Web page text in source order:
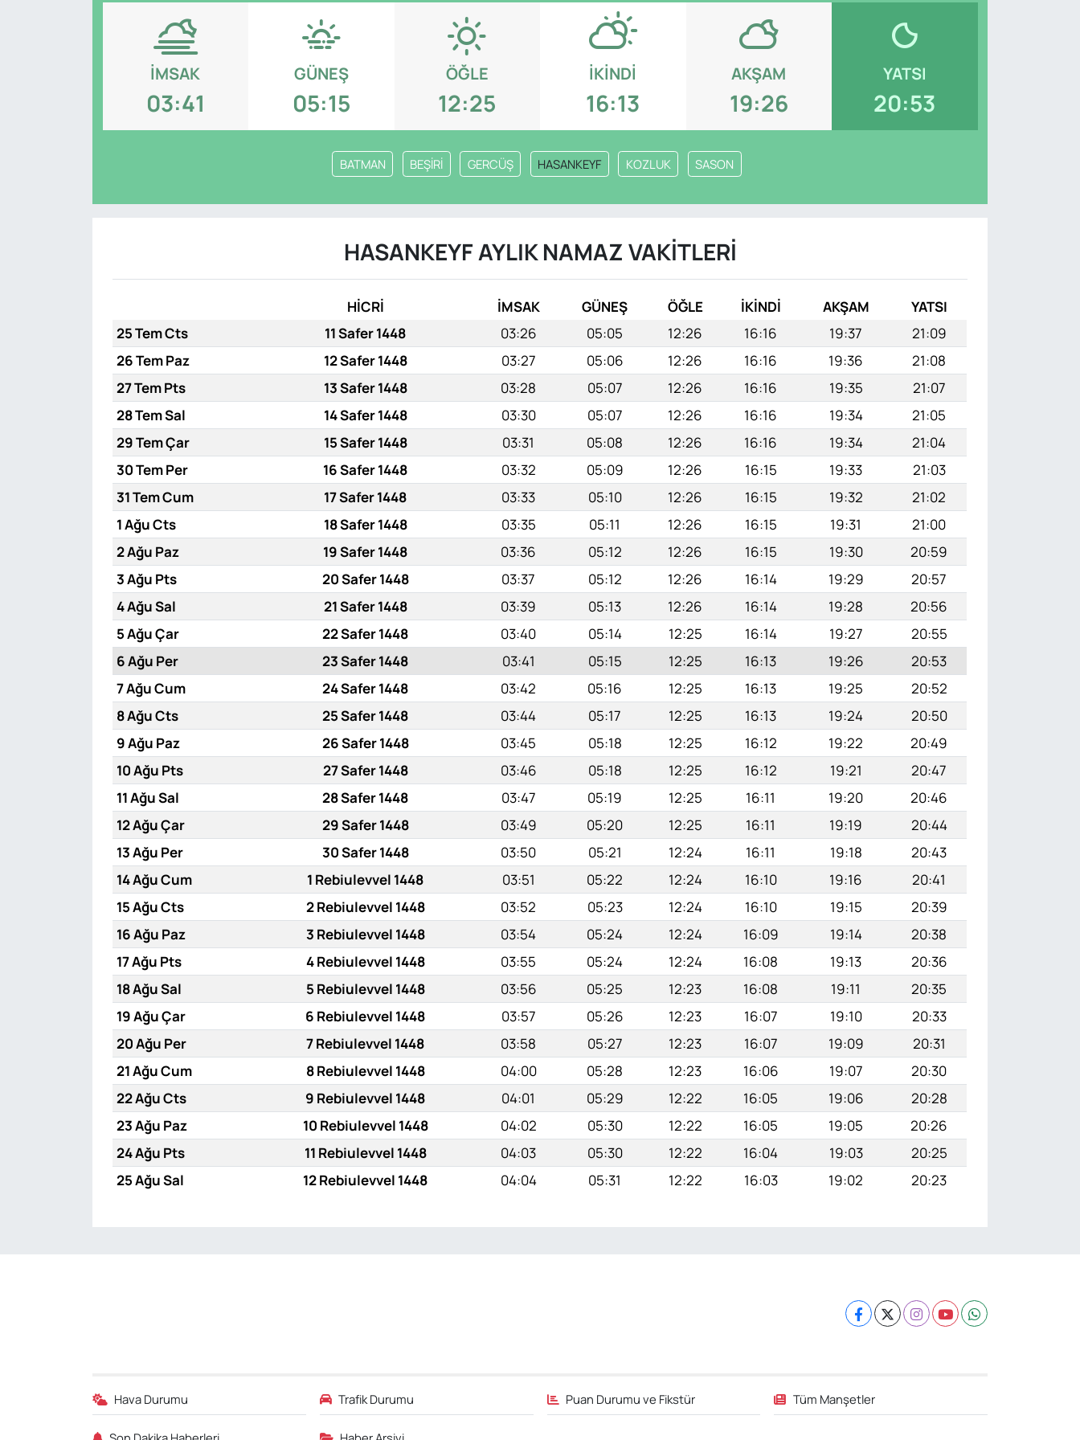
İMSAK
03:41
GÜNEŞ
05:15
ÖĞLE
12:25
İKINDI
16:13
AKŞAM
19:26
YATSI
20:53
BATMAN BEŞİRİ GERCÜŞ HASANKEYF KOZLUK SASON
HASANKEYF AYLIK NAMAZ VAKITLERI
HİCRİ İMSAK GÜNEŞ ÖĞLE İKINDI AKŞAM
YATSI
25 Tem Cts
11 Safer 1448 03:26 05:05 12:26 16:16 19:37
21:09
26 Tem Paz
12 Safer 1448 03:27 05:06 12:26 16:16 19:36
21:08
27 Tem Pts
13 Safer 1448 03:28 05:07 12:26 16:16 19:35
21:07
28 Tem Sal
14 Safer 1448 03:30 05:07 12:26 16:16 19:34
21:05
29 Tem Çar
15 Safer 1448 03:31 05:08 12:26 16:16 19:34
21:04
30 Tem Per
16 Safer 1448 03:32 05:09 12:26 16:15 19:33
21:03
31 Tem Cum
17 Safer 1448 03:33 05:10 12:26 16:15 19:32
21:02
1 Ağu Cts
18 Safer 1448 03:35 05:11 12:26 16:15 19:31
21:00
2 Ağu Paz
19 Safer 1448 03:36 05:12 12:26 16:15 19:30
20:59
3 Ağu Pts
20 Safer 1448 03:37 05:12 12:26 16:14 19:29
20:57
4 Ağu Sal
21 Safer 1448 03:39 05:13 12:26 16:14 19:28
20:56
5 Ağu Çar
22 Safer 1448 03:40 05:14 12:25 16:14 19:27
20:55
6 Ağu Per
23 Safer 1448 03:41 05:15 12:25 16:13 19:26
20:53
7 Ağu Cum
24 Safer 1448 03:42 05:16 12:25 16:13 19:25
20:52
8 Ağu Cts
25 Safer 1448 03:44 05:17 12:25 16:13 19:24
20:50
9 Ağu Paz
26 Safer 1448 03:45 05:18 12:25 16:12 19:22
20:49
10 Ağu Pts
27 Safer 1448 03:46 05:18 12:25 16:12 19:21
20:47
11 Ağu Sal
28 Safer 1448 03:47 05:19 12:25 16:11 19:20
20:46
12 Ağu Çar
29 Safer 1448 03:49 05:20 12:25 16:11 19:19
20:44
13 Ağu Per
30 Safer 1448 03:50 05:21 12:24 16:11 19:18
20:43
14 Ağu Cum
1 Rebiulevvel 1448 03:51 05:22 12:24 16:10 19:16
20:41
15 Ağu Cts
2 Rebiulevvel 1448 03:52 05:23 12:24 16:10 19:15
20:39
16 Ağu Paz
3 Rebiulevvel 1448 03:54 05:24 12:24 16:09 19:14
20:38
17 Ağu Pts
4 Rebiulevvel 1448 03:55 05:24 12:24 16:08 19:13
20:36
18 Ağu Sal
5 Rebiulevvel 1448 03:56 05:25 12:23 16:08 19:11
20:35
19 Ağu Çar
6 Rebiulevvel 1448 03:57 05:26 12:23 16:07 19:10
20:33
20 Ağu Per
7 Rebiulevvel 1448 03:58 05:27 12:23 16:07 19:09
20:31
21 Ağu Cum
8 Rebiulevvel 1448 04:00 05:28 12:23 16:06 19:07
20:30
22 Ağu Cts
9 Rebiulevvel 1448 04:01 05:29 12:22 16:05 19:06
20:28
23 Ağu Paz
10 Rebiulevvel 1448 04:02 05:30 12:22 16:05 19:05
20:26
24 Ağu Pts
11 Rebiulevvel 1448 04:03 05:30 12:22 16:04 19:03
20:25
25 Ağu Sal
12 Rebiulevvel 1448 04:04 05:31 12:22 16:03 19:02 20:23
Hava Durumu Trafik Durumu Puan Durumu ve Fikstür Tüm Manşetler